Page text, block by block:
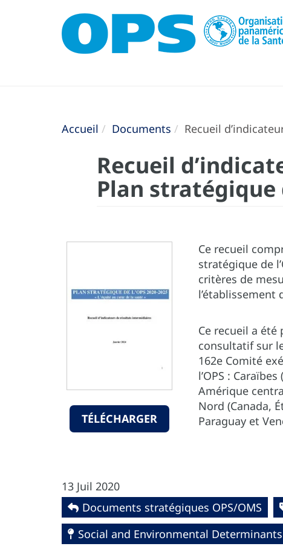
Accueil Documents Recueil
Recueil
Plan stratégique
TÉLÉCHARGER
Ce recueil
stratégique de
critères de
l’établissement
Ce recueil a
consultatif sur
162e Comité
l’OPS :
Amérique
Nord (Canada,
Paraguay et
13 Juil 2020
Documents stratégiques OPS/OMS
Social and Environmental